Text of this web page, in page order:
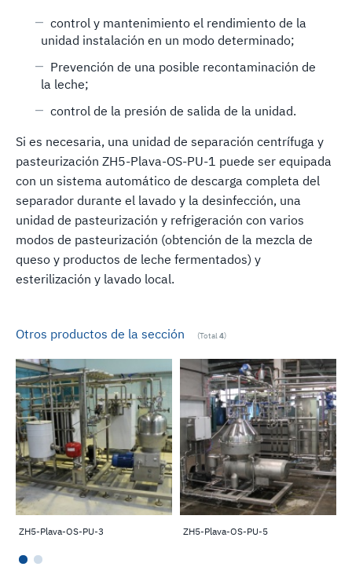
control y mantenimiento el rendimiento de la
unidad instalación en un modo determinado;
Prevención de una posible recontaminación de
la leche;
control de la presión de salida de la unidad.
Si es necesaria, una unidad de separación centrífuga y
pasteurización ZH5-Plava-OS-PU-1 puede ser equipada
con un sistema automático de descarga completa del
separador durante el lavado y la desinfección, una
unidad de pasteurización y refrigeración con varios
modos de pasteurización (obtención de la mezcla de
queso y productos de leche fermentados) y
esterilización y lavado local.
Otros productos de la sección (Total4)
ZH5-Plava-OS-PU-3 ZH5-Plava-OS-PU-5